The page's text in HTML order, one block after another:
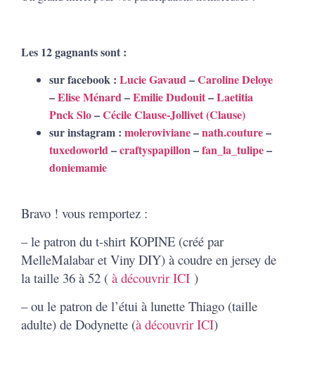
Les 12 gagnants sont :
sur facebook : Lucie Gavaud–Caroline Deloye
–Elise Ménard–Emilie Dudouit–Laetitia
Pnck Slo–Cécile Clause-Jollivet (Clause)
sur instagram : moleroviviane–nath.couture–
tuxedoworld–craftyspapillon–fan_la_tulipe–
doniemamie
Bravo ! vous remportez :
– le patron du t-shirt KOPINE (créé par
MelleMalabar et Viny DIY) à coudre en jersey de
la taille 36 à 52 ( à découvrir ICI )
– ou le patron de l’étui à lunette Thiago (taille
adulte) de Dodynette (à découvrir ICI)